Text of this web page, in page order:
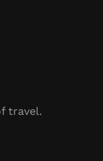
travel.